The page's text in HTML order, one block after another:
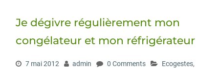
Je dégivre régulièrement mon
congélateur et mon réfrigérateur
7 mai 2012 admin 0 Comments Ecogestes,